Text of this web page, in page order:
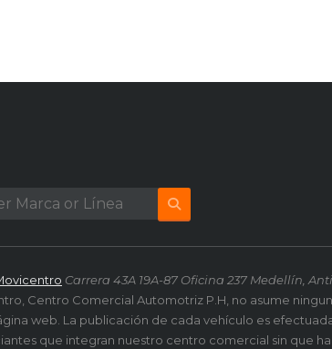
Carrera 43A 19A-87 Oficina 237 Medellín,
Centro Comercial Automotriz P.H, no asume
web. La publicación de cada vehículo es
que integran nuestro centro comercial sin que